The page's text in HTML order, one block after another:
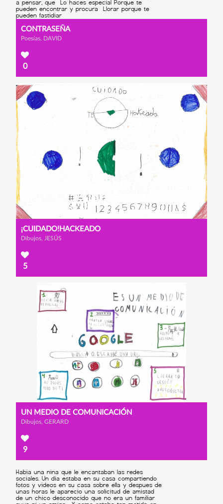
CONTRASEÑA
Poesías, DAVID
0
¡CUIDADO!HACKEADO
Dibujos, JESÚS
5
UN MEDIO DE COMUNICACIÓN
Dibujos, GERARD
9